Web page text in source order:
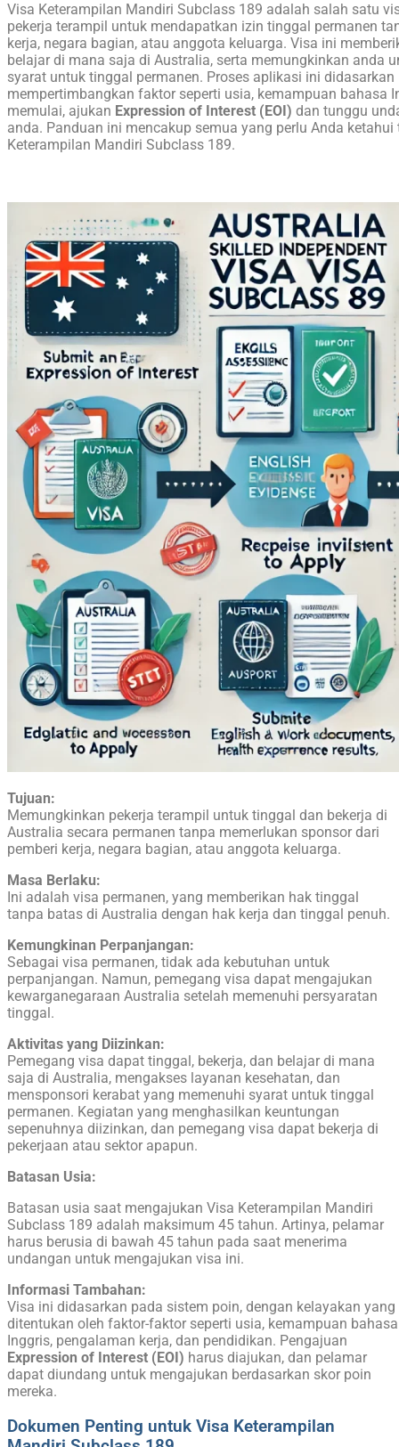
Visa Keterampilan Mandiri Subclass 189 adalah salah satu
pekerja terampil untuk mendapatkan izin tinggal permanen
kerja, negara bagian, atau anggota keluarga. Visa ini
belajar di mana saja di Australia, serta memungkinkan anda
syarat untuk tinggal permanen. Proses aplikasi ini
mempertimbangkan faktor seperti usia, kemampuan bahasa
memulai, ajukan Expression of Interest (EOI) dan tunggu
anda. Panduan ini mencakup semua yang perlu Anda
Keterampilan Mandiri Subclass 189.
Tujuan:
Memungkinkan pekerja terampil untuk tinggal dan bekerja di
Australia secara permanen tanpa memerlukan sponsor dari
pemberi kerja, negara bagian, atau anggota keluarga.
Masa Berlaku:
Ini adalah visa permanen, yang memberikan hak tinggal
tanpa batas di Australia dengan hak kerja dan tinggal penuh.
Kemungkinan Perpanjangan:
Sebagai visa permanen, tidak ada kebutuhan untuk
perpanjangan. Namun, pemegang visa dapat mengajukan
kewarganegaraan Australia setelah memenuhi persyaratan
tinggal.
Aktivitas yang Diizinkan:
Pemegang visa dapat tinggal, bekerja, dan belajar di mana
saja di Australia, mengakses layanan kesehatan, dan
mensponsori kerabat yang memenuhi syarat untuk tinggal
permanen. Kegiatan yang menghasilkan keuntungan
sepenuhnya diizinkan, dan pemegang visa dapat bekerja di
pekerjaan atau sektor apapun.
Batasan Usia:
Batasan usia saat mengajukan Visa Keterampilan Mandiri
Subclass 189 adalah maksimum 45 tahun. Artinya, pelamar
harus berusia di bawah 45 tahun pada saat menerima
undangan untuk mengajukan visa ini.
Informasi Tambahan:
Visa ini didasarkan pada sistem poin, dengan kelayakan yang
ditentukan oleh faktor-faktor seperti usia, kemampuan bahasa
Inggris, pengalaman kerja, dan pendidikan. Pengajuan
Expression of Interest (EOI) harus diajukan, dan pelamar
dapat diundang untuk mengajukan berdasarkan skor poin
mereka.
Dokumen Penting untuk Visa Keterampilan